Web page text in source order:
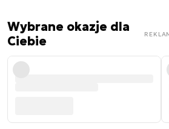
Wybrane okazje dla
Ciebie